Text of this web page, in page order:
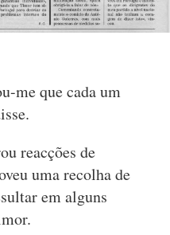
me que cada um
reacções de
uma recolha de
em alguns